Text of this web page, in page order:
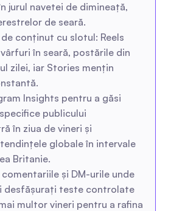
jurul navetei de dimineață,
de seară.
conținut cu slotul: Reels
în seară, postările din
zilei, iar Stories mențin
Insights pentru a găsi
publicului
în ziua de vineri și
globale în intervale
Britanie.
și DM-urile unde
desfășurați teste controlate
multor vineri pentru a rafina